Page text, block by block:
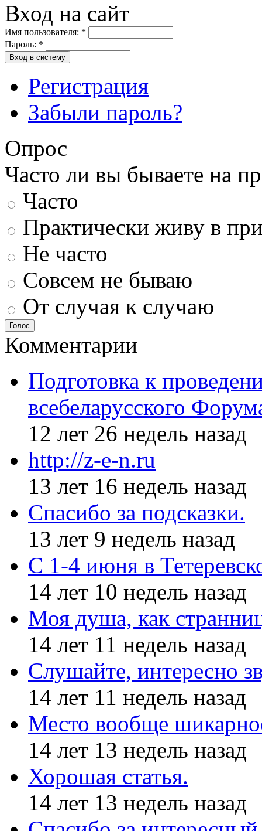
Вход на сайт
Имя пользователя: *
Пароль: *
Вход в систему
Регистрация
Забыли пароль?
Опрос
Часто ли вы бываете на
Часто
Практически живу в
Не часто
Совсем не бываю
От случая к случаю
Голос
Комментарии
Подготовка к
всебеларусского
12 лет 26 недель назад
http://z-e-n.ru
13 лет 16 недель назад
Спасибо за подсказки.
13 лет 9 недель назад
С 1-4 июня в
14 лет 10 недель назад
Моя душа, как
14 лет 11 недель назад
Слушайте, интересно
14 лет 11 недель назад
Место вообще
14 лет 13 недель назад
Хорошая статья.
14 лет 13 недель назад